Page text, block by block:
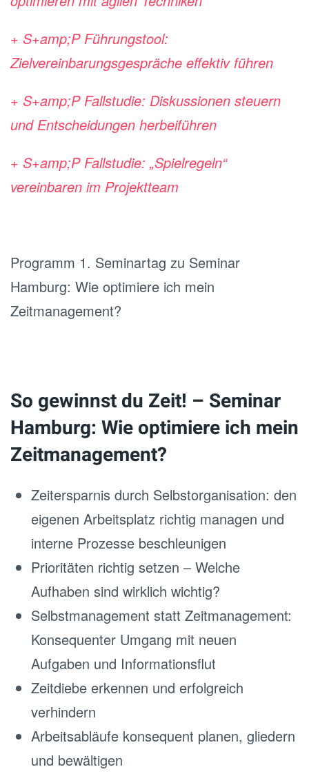
+ S+amp;P Führungstool:
Zielvereinbarungsgespräche effektiv führen
+ S+amp;P Fallstudie: Diskussionen steuern
und Entscheidungen herbeiführen
+ S+amp;P Fallstudie: „Spielregeln“
vereinbaren im Projektteam
Programm 1. Seminartag zu Seminar
Hamburg: Wie optimiere ich mein
Zeitmanagement?
So gewinnst du Zeit! – Seminar
Hamburg: Wie optimiere ich mein
Zeitmanagement?
Zeitersparnis durch Selbstorganisation: den
eigenen Arbeitsplatz richtig managen und
interne Prozesse beschleunigen
Prioritäten richtig setzen – Welche
Aufhaben sind wirklich wichtig?
Selbstmanagement statt Zeitmanagement:
Konsequenter Umgang mit neuen
Aufgaben und Informationsflut
Zeitdiebe erkennen und erfolgreich
verhindern
Arbeitsabläufe konsequent planen, gliedern
und bewältigen